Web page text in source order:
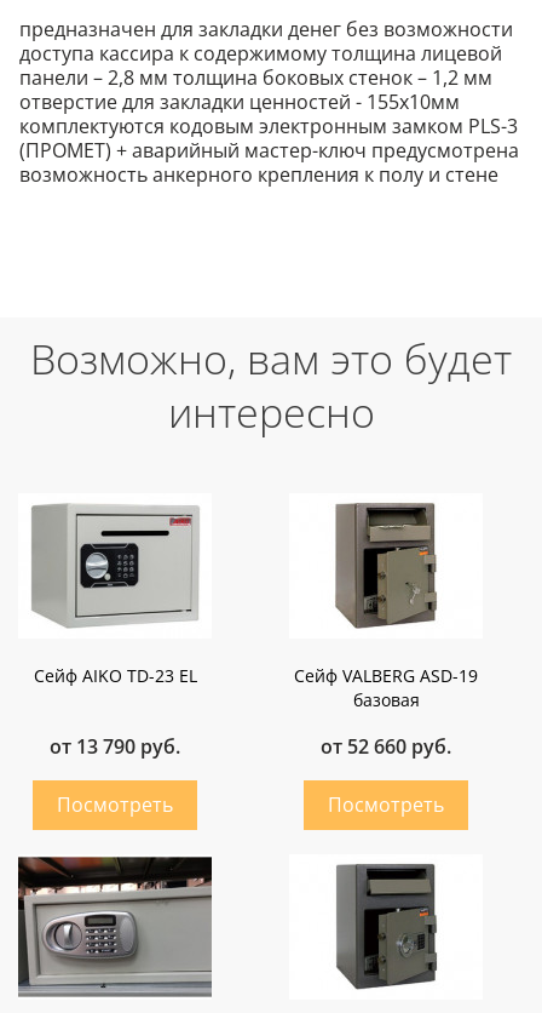
предназначен для закладки денег без возможности
доступа кассира к содержимому толщина лицевой
панели – 2,8 мм толщина боковых стенок – 1,2 мм
отверстие для закладки ценностей - 155х10мм
комплектуются кодовым электронным замком PLS-3
(ПРОМЕТ) + аварийный мастер-ключ предусмотрена
возможность анкерного крепления к полу и стене
Возможно, вам это будет
интересно
Сейф AIKO TD-23 EL
от 13 790 руб.
Сейф VALBERG ASD-19
базовая
от 52 660 руб.